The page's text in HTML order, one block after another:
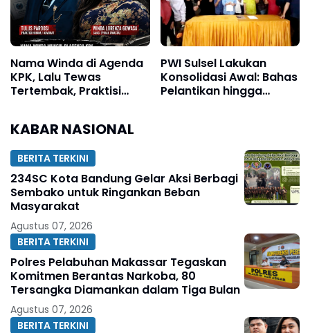
Nama Winda di Agenda
KPK, Lalu Tewas
Tertembak, Praktisi
Tutupi
PWI Sulsel Lakukan
Konsolidasi Awal: Bahas
Pelantikan hingga
KABAR NASIONAL
BERITA TERKINI
234SC Kota Bandung Gelar Aksi Berbagi
Sembako untuk Ringankan Beban
Masyarakat
Agustus 07, 2026
BERITA TERKINI
Polres Pelabuhan Makassar Tegaskan
Komitmen Berantas Narkoba, 80
Tersangka Diamankan dalam Tiga Bulan
Agustus 07, 2026
BERITA TERKINI